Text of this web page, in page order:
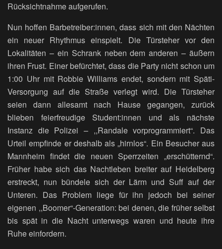
Rücksichtnahme aufgerufen.
Nun hoffen Barbetreiber:innen, dass sich mit den Nächten
ein neuer Rhythmus einspielt. Die Türsteher vor den
Lokalitäten – ein Schrank neben dem anderen – äußern
ihren Frust. Einer befürchtet, dass die Party nicht schon um
1:00 Uhr mit Robbie Williams endet, sondern mit Späti-
Versorgung auf die Straße verlegt wird. Die Türsteher
seien dann allesamt nach Hause gegangen, zurück
blieben feierfreudige Student:innen und als nächste
Instanz die Polizei – ,,Randale vorprogrammiert“. Das
Urteil empfinde er deshalb als „hirnlos“. Ein Besucher aus
Mannheim findet die neuen Sperrzeiten „erschütternd“.
Früher habe sich das Nachtleben breiter auf Heidelberg
erstreckt, nun bündele sich der Lärm und Suff auf der
Unteren. Das Problem liege für ihn jedoch bei seiner
eigenen ,,Boomer“-Generation: bei denen, die früher selbst
bis spät in die Nacht unterwegs waren und heute ihre
Ruhe einfordern.